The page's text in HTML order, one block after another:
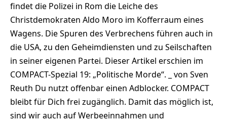
findet die Polizei in Rom die Leiche des
Christdemokraten Aldo Moro im Kofferraum eines
Wagens. Die Spuren des Verbrechens führen auch in
die USA, zu den Geheimdiensten und zu Seilschaften
in seiner eigenen Partei. Dieser Artikel erschien im
COMPACT-Spezial 19: „Politische Morde“. _ von Sven
Reuth Du nutzt offenbar einen Adblocker. COMPACT
bleibt für Dich frei zugänglich. Damit das möglich ist,
sind wir auch auf Werbeeinnahmen und